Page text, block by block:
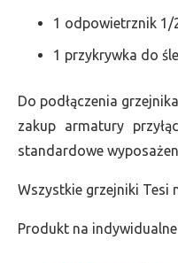
1 odpowietrznik 1/
1 przykrywka do
Do podłączenia
zakup armatury
standardowe
Wszystkie grzejniki Tesi
Produkt na